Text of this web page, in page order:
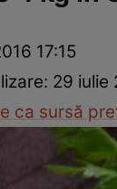
Casă și
17:15
29 iulie
ca sursă